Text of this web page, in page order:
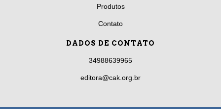
Produtos
Contato
DADOS DE CONTATO
34988639965
editora@cak.org.br